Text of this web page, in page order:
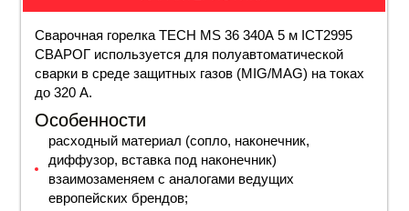
Сварочная горелка TECH MS 36 340А 5 м ICT2995
СВАРОГ используется для полуавтоматической
сварки в среде защитных газов (MIG/MAG) на токах
до 320 А.
Особенности
расходный материал (сопло, наконечник,
диффузор, вставка под наконечник)
взаимозаменяем с аналогами ведущих
европейских брендов;